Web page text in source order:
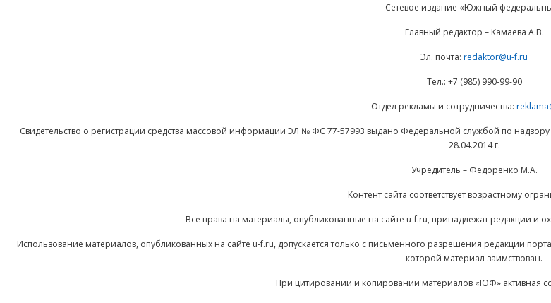
Сетевое издание «Южный
Главный редактор – Камаева А.В.
Эл. почта: redaktor@u-f.ru
Тел.: +7 (985) 990-99-90
Отдел рекламы и сотрудничества:
Свидетельство о регистрации средства массовой информации ЭЛ № ФС 77-57993 выдано Федеральной службой по
28.04.2014 г.
Учредитель – Федоренко М.А.
Контент сайта соответствует возрастному
Все права на материалы, опубликованные на сайте u-f.ru, принадлежат редакции и
Использование материалов, опубликованных на сайте u-f.ru, допускается только с письменного разрешения редакции
которой материал заимствован.
При цитировании и копировании материалов «ЮФ» активная